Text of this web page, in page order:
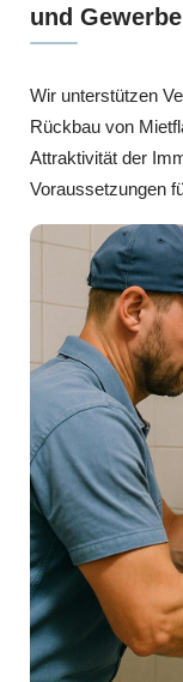
und
Wir unterstützen
Rückbau von
Attraktivität der
Voraussetzungen